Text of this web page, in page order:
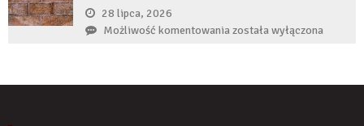
zaczyna
28 lipca, 2026
Możliwość komentowaniaCzy
została wyłączona